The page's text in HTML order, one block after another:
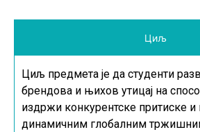
Циљ
Циљ предмета је да студенти
брендова и њихов утицај на
издржи конкурентске притиске и
динамичним глобалним